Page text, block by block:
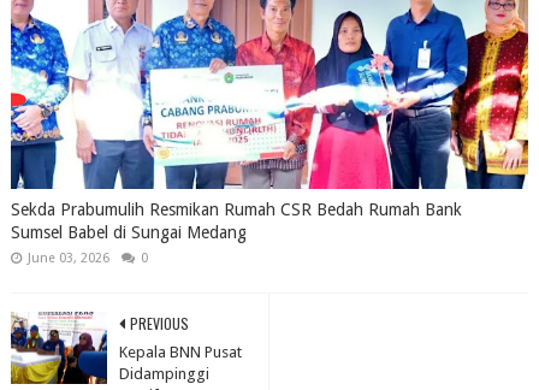
Sekda Prabumulih Resmikan Rumah CSR Bedah Rumah Bank
Sumsel Babel di Sungai Medang
June 03, 2026 0
PREVIOUS
Kepala BNN Pusat
Didampinggi